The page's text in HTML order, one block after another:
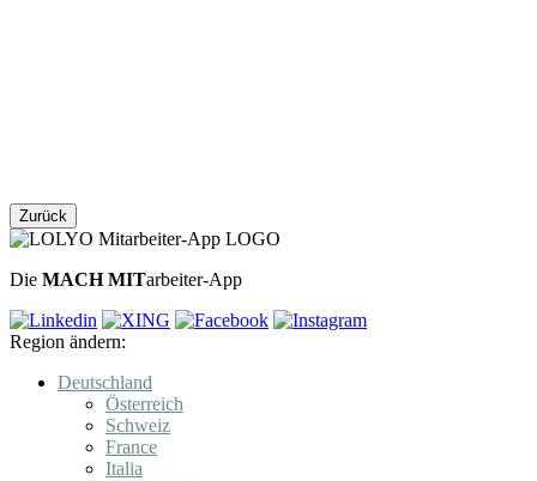
Zurück
Die MACH MITarbeiter-App
Region ändern:
Deutschland
Österreich
Schweiz
France
Italia